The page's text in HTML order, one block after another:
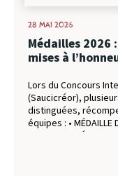
28 MAI 2026
Médailles 2026
mises à
Lors du Concours
(Saucicréor),
distinguées,
équipes : •
Bonneval •
viennent saluer